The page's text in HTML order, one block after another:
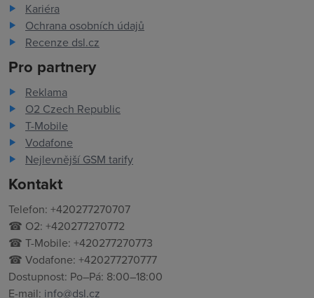
Kariéra
Ochrana osobních údajů
Recenze dsl.cz
Pro partnery
Reklama
O2 Czech Republic
T-Mobile
Vodafone
Nejlevnější GSM tarify
Kontakt
Telefon: +420277270707
☎ O2: +420277270772
☎ T-Mobile: +420277270773
☎ Vodafone: +420277270777
Dostupnost: Po–Pá: 8:00–18:00
E-mail: info@dsl.cz